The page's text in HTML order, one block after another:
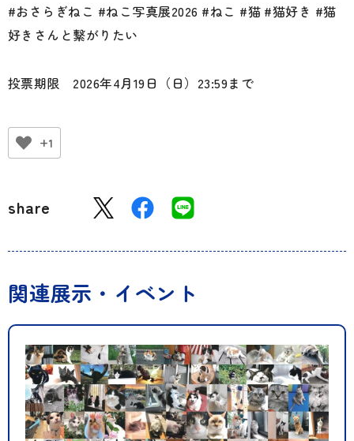
#おさらぎねこ #ねこ写真展2026 #ねこ #猫 #猫好き #猫
好きさんと繋がりたい
投票期限 2026年4月19日（日）23:59まで
+1
share
関連展示・イベント